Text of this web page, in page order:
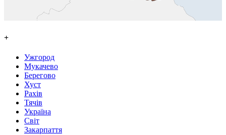
+
Ужгород
Мукачево
Берегово
Хуст
Рахів
Тячів
Україна
Світ
Закарпаття